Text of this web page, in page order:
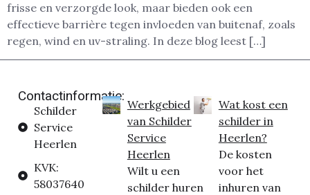
frisse en verzorgde look, maar bieden ook een
effectieve barrière tegen invloeden van buitenaf, zoals
regen, wind en uv-straling. In deze blog leest […]
Contactinformatie:
Schilder
Service
Heerlen
KVK:
58037640
Werkgebied
van Schilder
Service
Heerlen
Wilt u een
schilder huren
Wat kost een
schilder in
Heerlen?
De kosten
voor het
inhuren van